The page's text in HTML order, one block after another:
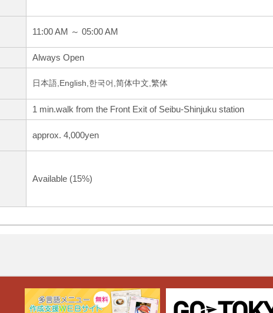
11:00 AM ～ 05:00 AM
Always Open
日本語,English,한국어,简体中文,繁体
1 min.walk from the Front Exit of Seibu-Shinjuku station
approx. 4,000yen
Available (15%)